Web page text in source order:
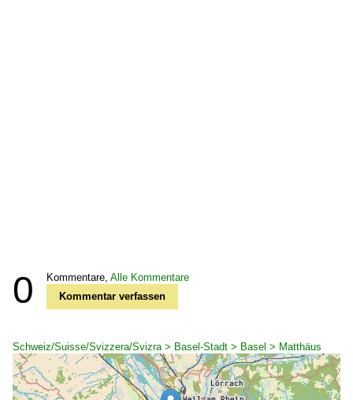
0 Kommentare, Alle Kommentare
Kommentar verfassen
Schweiz/Suisse/Svizzera/Svizra > Basel-Stadt > Basel > Matthäus